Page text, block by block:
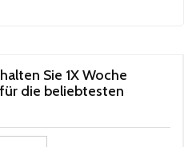
Sie 1X Woche
die beliebtesten